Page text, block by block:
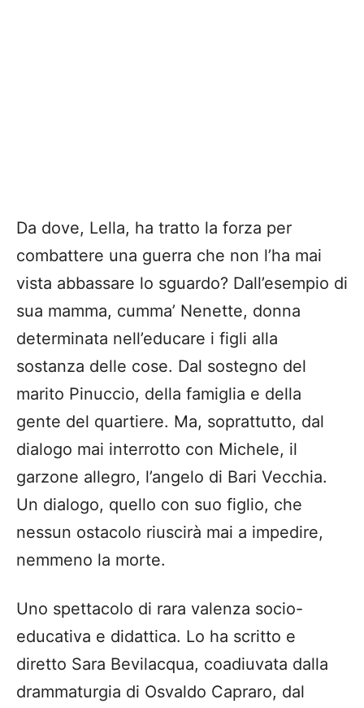
Da dove, Lella, ha tratto la forza per
combattere una guerra che non l’ha mai
vista abbassare lo sguardo? Dall’esempio di
sua mamma, cumma’ Nenette, donna
determinata nell’educare i figli alla
sostanza delle cose. Dal sostegno del
marito Pinuccio, della famiglia e della
gente del quartiere. Ma, soprattutto, dal
dialogo mai interrotto con Michele, il
garzone allegro, l’angelo di Bari Vecchia.
Un dialogo, quello con suo figlio, che
nessun ostacolo riuscirà mai a impedire,
nemmeno la morte.
Uno spettacolo di rara valenza socio-
educativa e didattica. Lo ha scritto e
diretto Sara Bevilacqua, coadiuvata dalla
drammaturgia di Osvaldo Capraro, dal